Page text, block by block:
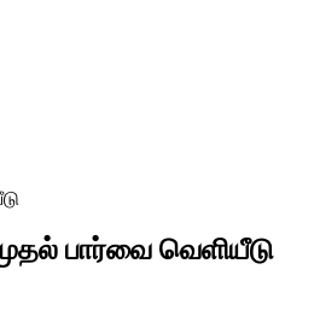
முதல் பார்வை வெளியீடு